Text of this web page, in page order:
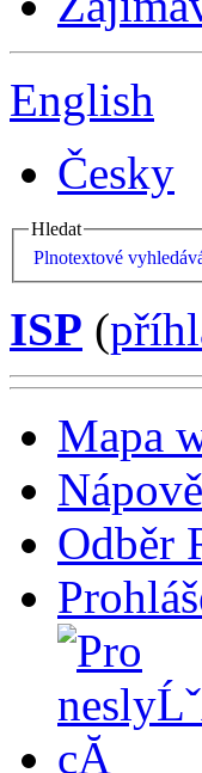
English
Česky
Hledat
Plnotextové
ISP (
Mapa
Odběr